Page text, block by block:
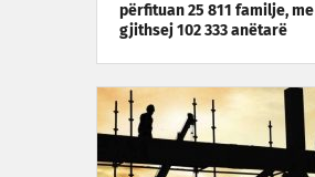
përfituan 25 811 familje, me
gjithsej 102 333 anëtarë